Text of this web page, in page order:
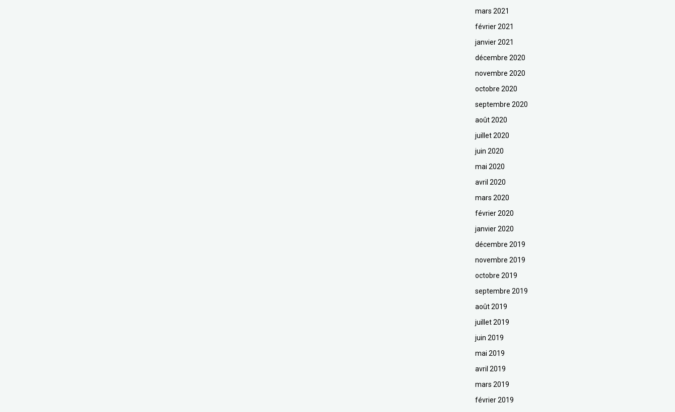
mars 2021
février 2021
janvier 2021
décembre 2020
novembre 2020
octobre 2020
septembre 2020
août 2020
juillet 2020
juin 2020
mai 2020
avril 2020
mars 2020
février 2020
janvier 2020
décembre 2019
novembre 2019
octobre 2019
septembre 2019
août 2019
juillet 2019
juin 2019
mai 2019
avril 2019
mars 2019
février 2019